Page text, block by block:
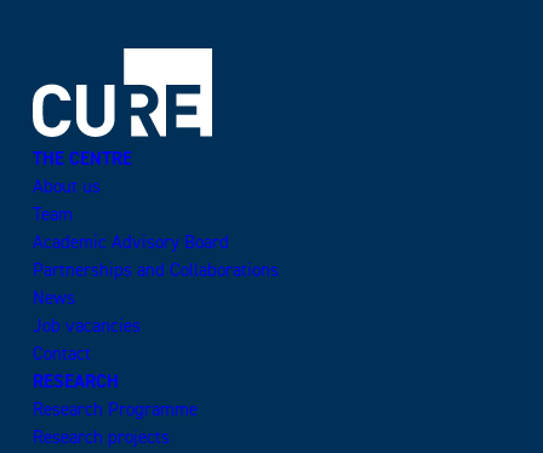
THE CENTRE
About us
Team
Academic Advisory Board
Partnerships and Collaborations
News
Job vacancies
Contact
RESEARCH
Research Programme
Research projects